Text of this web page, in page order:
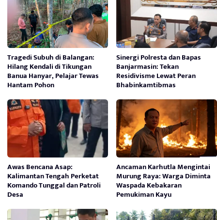
Tragedi Subuh di Balangan:
Hilang Kendali di Tikungan
Banua Hanyar, Pelajar Tewas
Hantam Pohon
Sinergi Polresta dan Bapas
Banjarmasin: Tekan
Residivisme Lewat Peran
Bhabinkamtibmas
Awas Bencana Asap:
Kalimantan Tengah Perketat
Komando Tunggal dan Patroli
Desa
Ancaman Karhutla Mengintai
Murung Raya: Warga Diminta
Waspada Kebakaran
Pemukiman Kayu